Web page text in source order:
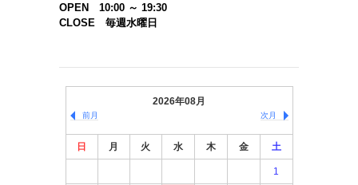
OPEN 10:00 ～ 19:30
CLOSE 毎週水曜日
2026年08月
前月 次月
日 月 火 水 木 金 土
1